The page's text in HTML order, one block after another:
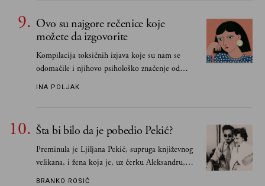
Ovo su najgore rečenice koje
možete da izgovorite
Kompilacija toksičnih izjava koje su nam se
odomaćile i njihovo psihološko značenje od
INA POLJAK
Šta bi bilo da je pobedio Pekić?
Preminula je Ljiljana Pekić, supruga književnog
velikana, i žena koja je, uz ćerku Aleksandru,
vodila računa o zaostavštini pisca. Ovu priču o
BRANKO ROSIĆ